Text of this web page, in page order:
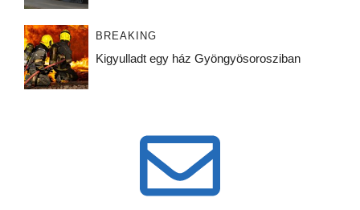
BREAKING
Kigyulladt egy ház Gyöngyösorosziban